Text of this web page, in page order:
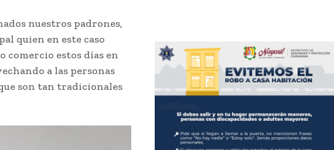
nuestros padrones,
quien en este caso
comercio estos días en
a las personas
son tan tradicionales